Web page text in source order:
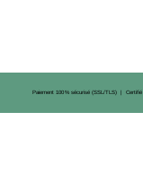
Paiement 100 % sécurisé (SSL/TLS) |